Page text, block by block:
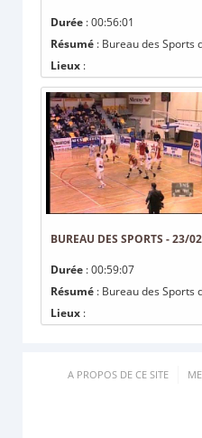
Durée : 00:56:01
Résumé : Bureau des Sports
Lieux :
BUREAU DES SPORTS - 23/
Durée : 00:59:07
Résumé : Bureau des Sports
Lieux :
A PROPOS DE CE SITE